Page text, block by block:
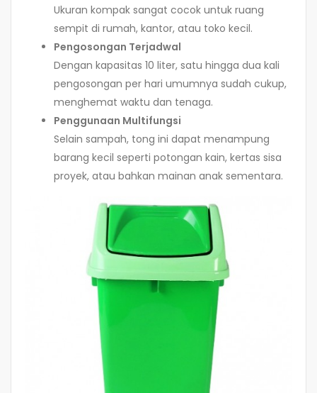
Ukuran kompak sangat cocok untuk ruang
sempit di rumah, kantor, atau toko kecil.
Pengosongan Terjadwal
Dengan kapasitas 10 liter, satu hingga dua kali
pengosongan per hari umumnya sudah cukup,
menghemat waktu dan tenaga.
Penggunaan Multifungsi
Selain sampah, tong ini dapat menampung
barang kecil seperti potongan kain, kertas sisa
proyek, atau bahkan mainan anak sementara.